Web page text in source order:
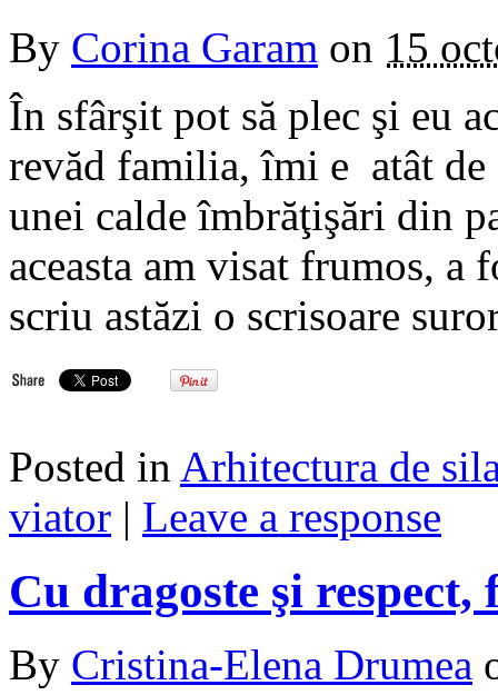
By Corina Garam on 15
În sfârşit pot să plec şi eu
revăd familia, îmi e atât
unei calde îmbrăţişări din
aceasta am visat frumos, a
scriu astăzi o scrisoare
Posted in Arhitectura de
viator | Leave a response
Cu dragoste şi
By Cristina-Elena Drumea